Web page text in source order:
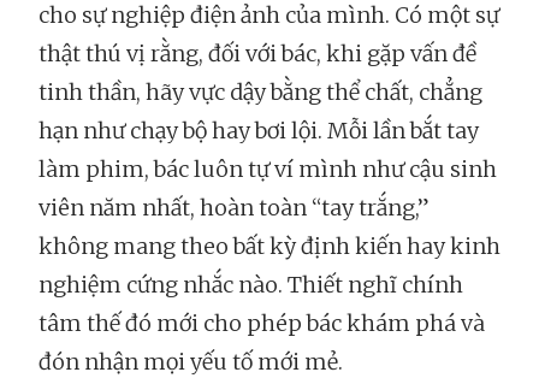
cho sự nghiệp điện ảnh của mình. Có một sự
thật thú vị rằng, đối với bác, khi gặp vấn đề
tinh thần, hãy vực dậy bằng thể chất, chẳng
hạn như chạy bộ hay bơi lội. Mỗi lần bắt tay
làm phim, bác luôn tự ví mình như cậu sinh
viên năm nhất, hoàn toàn “tay trắng,”
không mang theo bất kỳ định kiến hay kinh
nghiệm cứng nhắc nào. Thiết nghĩ chính
tâm thế đó mới cho phép bác khám phá và
đón nhận mọi yếu tố mới mẻ.